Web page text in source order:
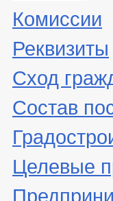
Комиссии
Реквизиты
Сход
Состав
Целевые